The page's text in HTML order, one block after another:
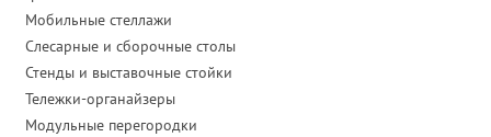
Мобильные стеллажи
Слесарные и сборочные столы
Стенды и выставочные стойки
Тележки-органайзеры
Модульные перегородки